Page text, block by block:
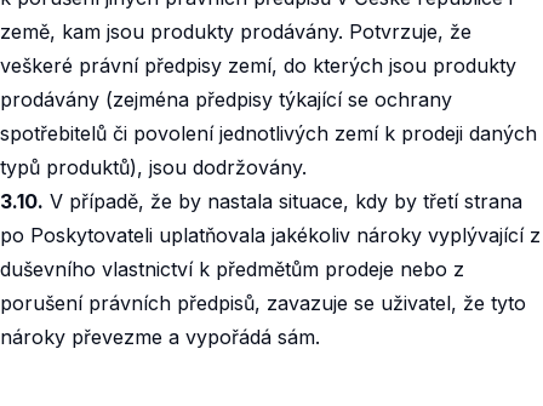
země, kam jsou produkty prodávány. Potvrzuje, že
veškeré právní předpisy zemí, do kterých jsou produkty
prodávány (zejména předpisy týkající se ochrany
spotřebitelů či povolení jednotlivých zemí k prodeji daných
typů produktů), jsou dodržovány.
3.10. V případě, že by nastala situace, kdy by třetí strana
po Poskytovateli uplatňovala jakékoliv nároky vyplývající z
duševního vlastnictví k předmětům prodeje nebo z
porušení právních předpisů, zavazuje se uživatel, že tyto
nároky převezme a vypořádá sám.